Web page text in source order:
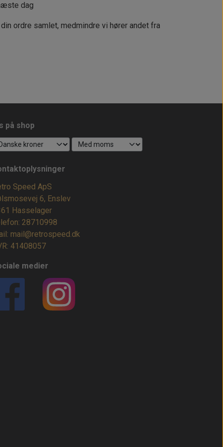
dag
ordre samlet, medmindre vi hører andet fra
på shop
Speed ApS
6, Enslev
Hasselager
28710998
mail@retrospeed.dk
41408057
medier